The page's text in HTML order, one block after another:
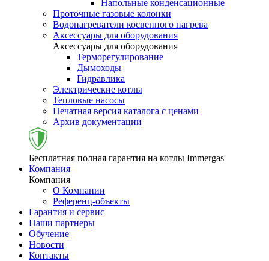
Напольные конденсационные
Проточные газовые колонки
Водонагреватели косвенного нагрева
Аксессуары для оборудования
Аксессуары для оборудования
Терморегулирование
Дымоходы
Гидравлика
Электрические котлы
Тепловые насосы
Печатная версия каталога с ценами
Архив документации
Бесплатная полная гарантия на котлы Immergas
Компания
Компания
О Компании
Референц-объекты
Гарантия и сервис
Наши партнеры
Обучение
Новости
Контакты